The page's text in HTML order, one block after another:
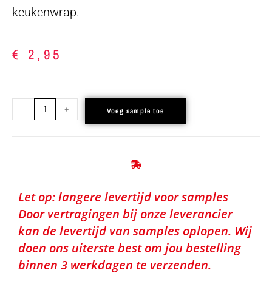
keukenwrap.
€ 2,95
- + Voeg sample toe
Let op: langere levertijd voor samples
Door vertragingen bij onze leverancier
kan de levertijd van samples oplopen. Wij
doen ons uiterste best om jou bestelling
binnen 3 werkdagen te verzenden.